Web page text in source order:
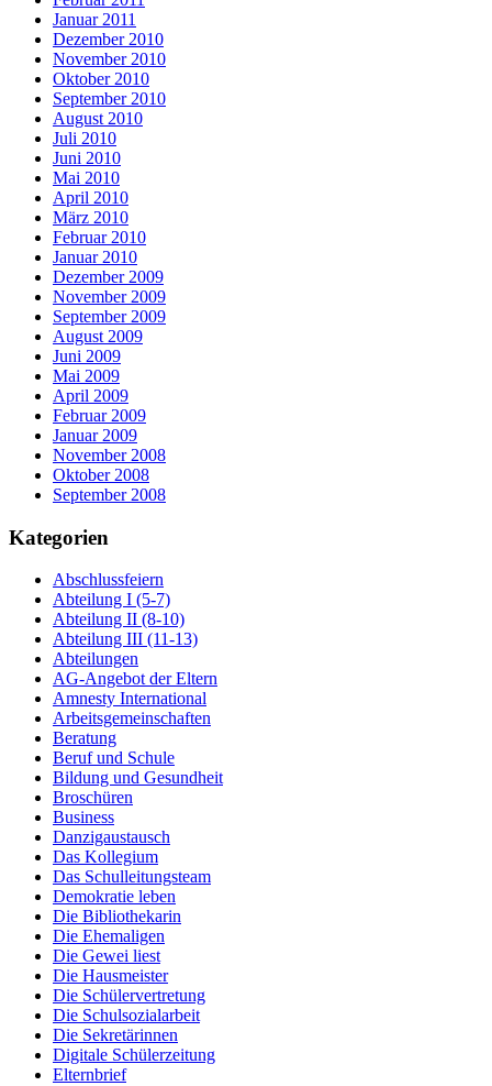
Januar 2011
Dezember 2010
November 2010
Oktober 2010
September 2010
August 2010
Juli 2010
Juni 2010
Mai 2010
April 2010
März 2010
Februar 2010
Januar 2010
Dezember 2009
November 2009
September 2009
August 2009
Juni 2009
Mai 2009
April 2009
Februar 2009
Januar 2009
November 2008
Oktober 2008
September 2008
Kategorien
Abschlussfeiern
Abteilung I (5-7)
Abteilung II (8-10)
Abteilung III (11-13)
Abteilungen
AG-Angebot der Eltern
Amnesty International
Arbeitsgemeinschaften
Beratung
Beruf und Schule
Bildung und Gesundheit
Broschüren
Business
Danzigaustausch
Das Kollegium
Das Schulleitungsteam
Demokratie leben
Die Bibliothekarin
Die Ehemaligen
Die Gewei liest
Die Hausmeister
Die Schülervertretung
Die Schulsozialarbeit
Die Sekretärinnen
Digitale Schülerzeitung
Elternbrief